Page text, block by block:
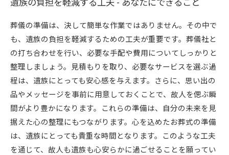
葬儀の準備は、決して簡単な作業ではありません。その中で
も、遺族の負担を軽減するための工夫が重要です。葬儀社と
の打ち合わせを行い、必要な手配や費用についてしっかりと
整理しましょう。見積もりを取り、必要なサービスを選ぶ過
程は、遺族にとっても安心感を与えます。さらに、思い出の
品やメッセージを事前に用意しておくことで、故人を偲ぶ瞬
間がより豊かになります。これらの準備は、自分の未来を見
据えた心の整理にもつながります。心を込めたお葬式の準備
は、遺族にとっても貴重な時間となります。このような工夫
を通じて、故人も遺族も心安らかに過ごせることを願ってい